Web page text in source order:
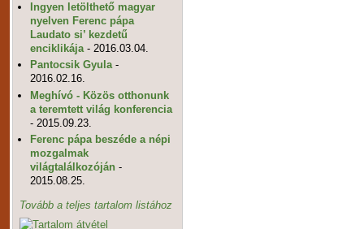
Ingyen letölthető magyar
nyelven Ferenc pápa
Laudato si’ kezdetű
enciklikája - 2016.03.04.
Pantocsik Gyula -
2016.02.16.
Meghívó - Közös otthonunk
a teremtett világ konferencia
- 2015.09.23.
Ferenc pápa beszéde a népi
mozgalmak
világtalálkozóján -
2015.08.25.
Tovább a teljes tartalom listához